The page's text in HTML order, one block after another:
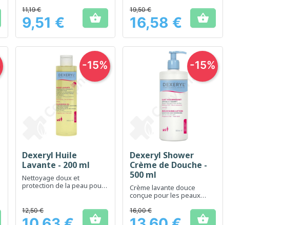
Prix
11,19 €
9,51 €  Prix
19,50 €
16,58 € 
Aperçu rapide
Dexeryl Huile
Lavante - 200 ml
Nettoyage doux et
protection de la peau pour
12,50 €

-15%
Aperçu rapide
Dexeryl Shower
Crème de Douche -
500 ml
Crème lavante douce
conçue pour les peaux
16,00 €

-15%